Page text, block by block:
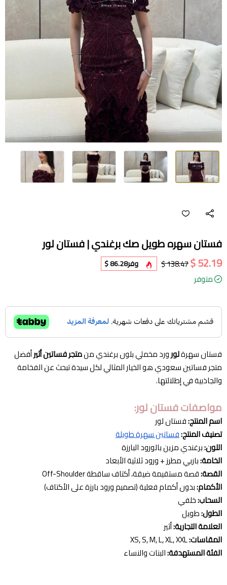
فستان سهره طويل صك برغندي | فستان لور
52.19 $
138.47 $ وفر86.28 $
متوفر
فستان سهرةلورورد مخملي بلون برغندي منمتجر فساتين أثيرأفضل
متجر فساتين سعودي هو الخيار المثالي لكل سيدة تبحث عن الفخامة
والجاذبية في إطلالتها.
مواصفات فستان لور:
اسم المنتج:فستان لور
تصنيف المنتج:فساتين سهرة طويلة
اللون:برغندي مزين بالورود البارزة
الخامة:باربي مطرز + ورود ثلاثية الأبعاد
القصة:قصة مستقيمة ضيقة، أكتاف ساقطة Off-Shoulder
الأكمام:بدون أكمام فعلية (تصميم ورود بارزة على الأكتاف)
السحاب:خلفي
الطول:طويل
العلامة التجارية:أثير
المقاسات:
الفئة المستهدفة:البنات والنساء